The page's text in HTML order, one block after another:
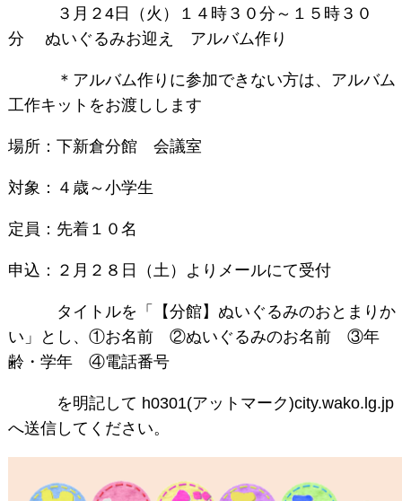
３月２4日（火）１４時３０分～１５時３０
分 ぬいぐるみお迎え アルバム作り
＊アルバム作りに参加できない方は、アルバム
工作キットをお渡しします
場所：下新倉分館 会議室
対象：４歳～小学生
定員：先着１０名
申込：２月２８日（土）よりメールにて受付
タイトルを「【分館】ぬいぐるみのおとまりか
い」とし、①お名前 ②ぬいぐるみのお名前 ③年
齢・学年 ④電話番号
を明記して h0301(アットマーク)city.wako.lg.jp
へ送信してください。